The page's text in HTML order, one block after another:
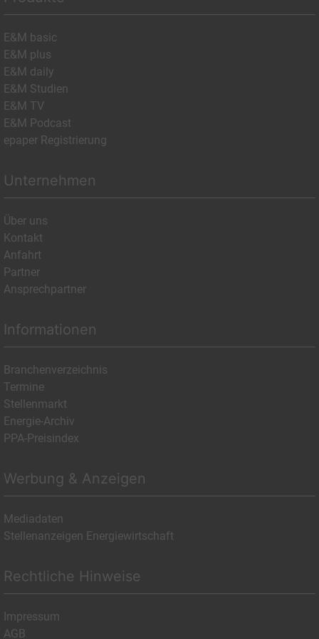
E&M basic
E&M plus
E&M daily
E&M Studien
E&M TV
E&M Podcast
epaper Registrierung
Unternehmen
Über uns
Kontakt
Anfahrt
Partner
Ansprechpartner
Informationen
Branchenverzeichnis
Termine
Stellenmarkt
Energie-Archiv
PPA-Preisindex
Werbung & Anzeigen
Mediadaten
Stellenanzeigen Energiewirtschaft
Rechtliche Hinweise
Impressum
AGB